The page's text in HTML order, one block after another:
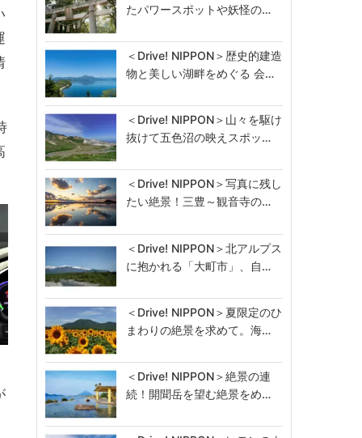
たパワースポットや妖怪の…
＜Drive! NIPPON＞歴史的建造
物と美しい湖畔をめぐる 会…
＜Drive! NIPPON＞山々を駆け
抜けて五色沼の映えスポッ…
＜Drive! NIPPON＞写真に残し
たい絶景！三豊～観音寺の…
＜Drive! NIPPON＞北アルプス
に抱かれる「大町市」、自…
＜Drive! NIPPON＞夏限定のひ
まわりの絶景を求めて。海…
＜Drive! NIPPON＞絶景の連
続！開聞岳を望む絶景をめ…